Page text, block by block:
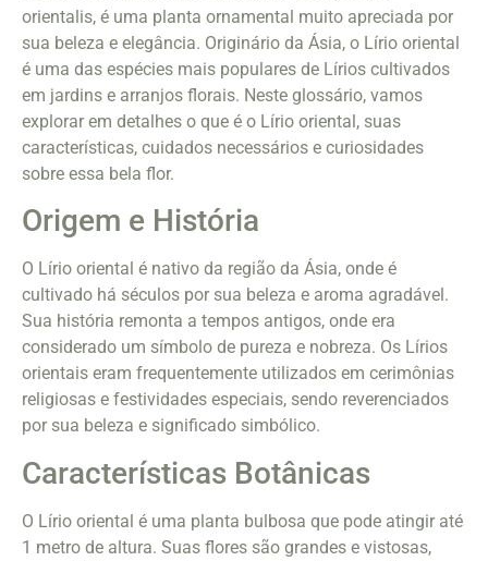
orientalis, é uma planta ornamental muito apreciada por
sua beleza e elegância. Originário da Ásia, o Lírio oriental
é uma das espécies mais populares de Lírios cultivados
em jardins e arranjos florais. Neste glossário, vamos
explorar em detalhes o que é o Lírio oriental, suas
características, cuidados necessários e curiosidades
sobre essa bela flor.
Origem e História
O Lírio oriental é nativo da região da Ásia, onde é
cultivado há séculos por sua beleza e aroma agradável.
Sua história remonta a tempos antigos, onde era
considerado um símbolo de pureza e nobreza. Os Lírios
orientais eram frequentemente utilizados em cerimônias
religiosas e festividades especiais, sendo reverenciados
por sua beleza e significado simbólico.
Características Botânicas
O Lírio oriental é uma planta bulbosa que pode atingir até
1 metro de altura. Suas flores são grandes e vistosas,